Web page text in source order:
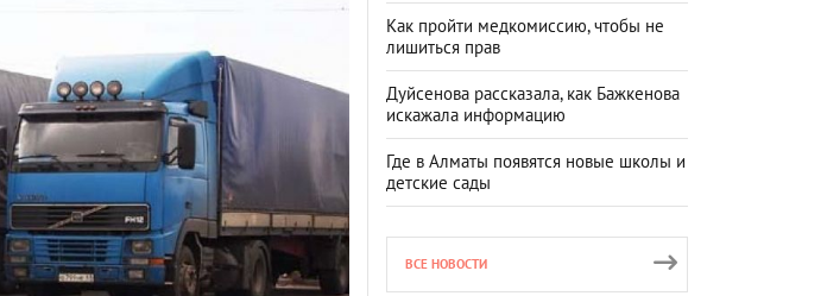
Как пройти медкомиссию, чтобы не
лишиться прав
Дуйсенова рассказала, как Бажкенова
искажала информацию
Где в Алматы появятся новые школы и
детские сады
ВСЕ НОВОСТИ